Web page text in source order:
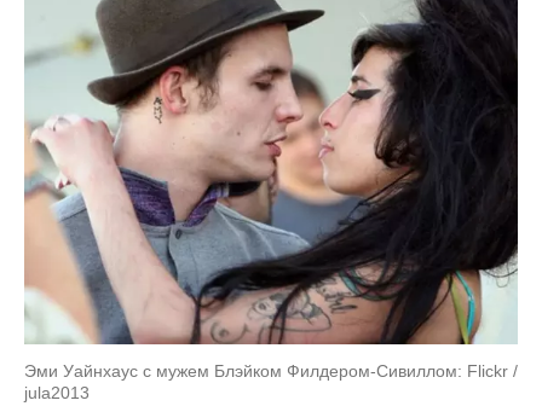
Эми Уайнхаус с мужем Блэйком Филдером-Сивиллом: Flickr /
jula2013